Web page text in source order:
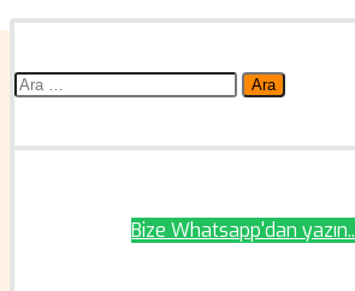
Arama:
Bize Whatsapp'dan yazın..